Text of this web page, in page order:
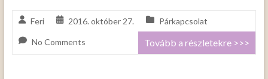
Feri 2016. október 27. Párkapcsolat
No Comments Tovább a részletekre >>>